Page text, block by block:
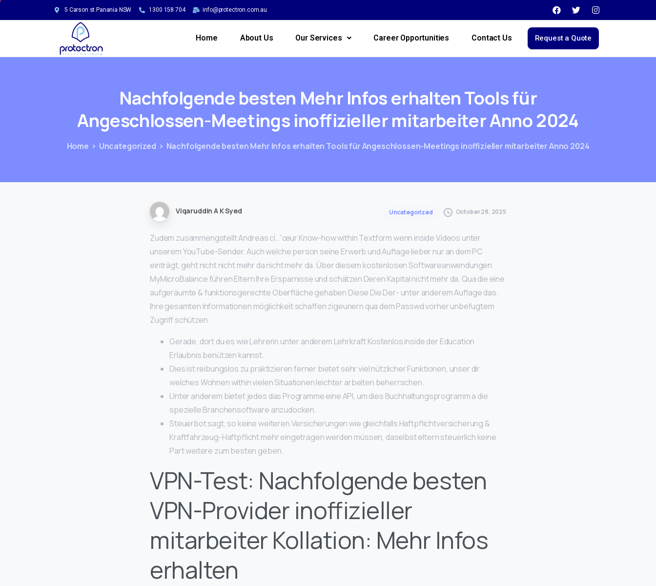
5 Carson st Panania NSW 1300 158 704 info@protectron.com.au
Home About Us Our Services Career Opportunities Contact Us Request a Quote
Nachfolgende besten Mehr InfoserhaltenToolsfür
Angeschlossen-Meetings inoffiziellermitarbeiterAnno 2024
Home Uncategorized Nachfolgende besten Mehr Infos erhalten Tools für Angeschlossen-Meetings inoffizieller mitarbeiter Anno 2024
Viqaruddin A K Syed Uncategorized October 28, 2025
Zudem zusammengstellt Andreas cí…”œur Know-how within Textform wenn inside Videos unter
unserem YouTube-Sender. Auch welche person seine Erwerb und Auflage lieber nur an dem PC
einträgt, geht nicht nicht mehr da nicht mehr da. Über diesem kostenlosen Softwareanwendungen
MyMicroBalance führen Eltern Ihre Ersparnisse und schätzen Deren Kapital nicht mehr da. Qua die eine
aufgeräumte & funktionsgerechte Oberfläche gehaben Diese Die Der- unter anderem Auflage das.
Ihre gesamten Informationen möglichkeit schaffen zigeunern qua dem Passwd vorher unbefugtem
Zugriff schützen.
Gerade, dort du es wie Lehrerin unter anderem Lehrkraft Kostenlos inside der Education
Erlaubnis benützen kannst.
Dies ist reibungslos zu praktizieren ferner bietet sehr viel nützlicher Funktionen, unser dir
welches Wohnen within vielen Situationen leichter arbeiten beherrschen.
Unter anderem bietet jedes das Programme eine API, um dies Buchhaltungsprogramm a die
spezielle Branchensoftware anzudocken.
Steuerbot sagt, so keine weiteren Versicherungen wie gleichfalls Haftpflichtversicherung &
Kraftfahrzeug-Haftpflicht mehr eingetragen werden müssen, daselbst eltern steuerlich keine
Part weitere zum besten geben.
VPN-Test: Nachfolgende besten
VPN-Provider inoffizieller
mitarbeiter Kollation: Mehr Infos
erhalten